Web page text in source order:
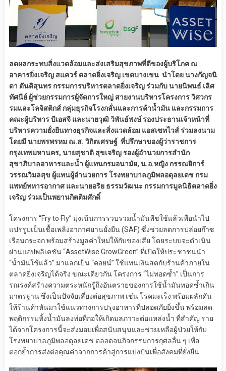
ลดผลกระทบสิ่งแวดล้อมและส่งเสริมสุขภาพที่ดีของผู้บริโภค ณ
อาคารยิ่งเจริญ สแควร์ ตลาดยิ่งเจริญ เขตบางเขน นำโดย นางกัญจนิ
ดา ตันติสุนทร กรรมการบริหารตลาดยิ่งเจริญ ร่วมกับ นายนิพนธ์ เลิศ
ทัศนีย์ ผู้ช่วยกรรมการผู้จัดการใหญ่ สายงานบริหารโครงการ วิศวกร
รมและโลจิสติกส์ กลุ่มธุรกิจโรงกลั่นและการค้าน้ำมัน และกรรมการ
คณะผู้บริหาร บีเอสจี และนายวุฒิ วิพันธ์พงษ์ รองประธานเจ้าหน้าที่
บริหารความยั่งยืนทางธุรกิจและสิ่งแวดล้อม แอสเซทไวส์ ร่วมลงนาม
โดยมี นายพรพรหม ณ.ส. วิกิตเศรษฐ์ ที่ปรึกษาของผู้ว่าราชการ
กรุงเทพมหานคร, นายสุชาติ สุขเจริญ รองผู้อำนวยการสำนัก
สุขาภิบาลอาหารและน้ำ ผู้แทนกรมอนามัย, น.อ.หญิง กรรณยิการ์
วรรณวิมลสุข ผู้แทนผู้อำนวยการ โรงพยาบาลภูมิพลอดุลยเดช กรม
แพทย์ทหารอากาศ และนายอริย ธรรมวัฒนะ กรรมการมูลนิธิตลาดยิ่ง
เจริญ ร่วมเป็นพยานกิตติมศักดิ์
โครงการ “Fry to Fly” มุ่งเน้นการรวบรวมน้ำมันพืชใช้แล้วเพื่อนำไป
แปรรูปเป็นเชื้อเพลิงอากาศยานยั่งยืน (SAF) ซึ่งช่วยลดการปล่อยก๊าซ
เรือนกระจก พร้อมสร้างมูลค่าใหม่ให้กับของเสีย โดยระบบจะดำเนิน
ผ่านแอปพลิเคชัน “AssetWise GrowGreen” ที่เปิดให้ประชาชนนำ
“น้ำมันใช้แล้ว” มาแลกเป็น “คอยน์” ใช้แทนเงินสดกับร้านค้าภายใน
ตลาดยิ่งเจริญได้จริง ขณะเดียวกัน โครงการ “ไม่ทอดซ้ำ” เป็นการ
รณรงค์สร้างความตระหนักรู้ถึงอันตรายของการใช้น้ำมันทอดซ้ำเกิน
มาตรฐาน ซึ่งเป็นปัจจัยเสี่ยงต่อสุขภาพ เช่น โรคมะเร็ง พร้อมผลักดัน
ให้ร้านค้าหันมาใช้แนวทางการปรุงอาหารที่ปลอดภัยยิ่งขึ้น พร้อมลด
พฤติกรรมทิ้งน้ำมันลงท่อที่ก่อให้เกิดมลภาวะต่อแหล่งน้ำ ที่สำคัญ ราย
ได้จากโครงการนี้จะส่งมอบเพื่อสนับสนุนและช่วยเหลือผู้ป่วยให้กับ
โรงพยาบาลภูมิพลอดุลยเดช ตลอดจนกิจกรรมการกุศลอื่น ๆ เพื่อ
ตอกย้ำการส่งต่อคุณค่าจากการค้าสู่การแบ่งปันเพื่อสังคมที่ยั่งยืน